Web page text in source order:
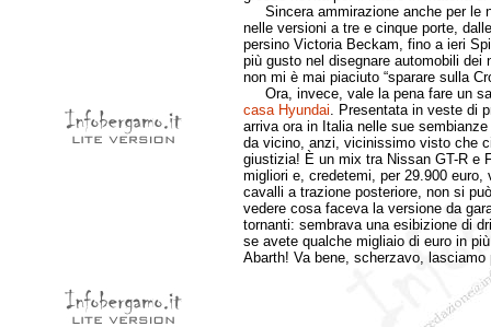
Sincera ammirazione anche per le
nelle versioni a tre e cinque porte,
persino Victoria Beckam, fino a ieri
più gusto nel disegnare automobili
non mi è mai piaciuto “sparare sulla
Ora, invece, vale la pena fare un
casa Hyundai. Presentata in veste di
arriva ora in Italia nelle sue
da vicino, anzi, vicinissimo visto che
giustizia! È un mix tra Nissan GT-R e
migliori e, credetemi, per 29.900
cavalli a trazione posteriore, non si
vedere cosa faceva la versione da
tornanti: sembrava una esibizione di
se avete qualche migliaio di euro in
Abarth! Va bene, scherzavo,